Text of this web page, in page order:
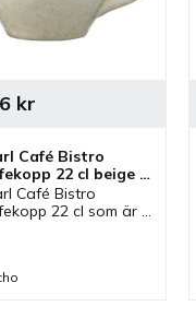
Café Bistro
22 cl beige -
fpCafé Bistro
22 cl som är
kaffefat.
kr